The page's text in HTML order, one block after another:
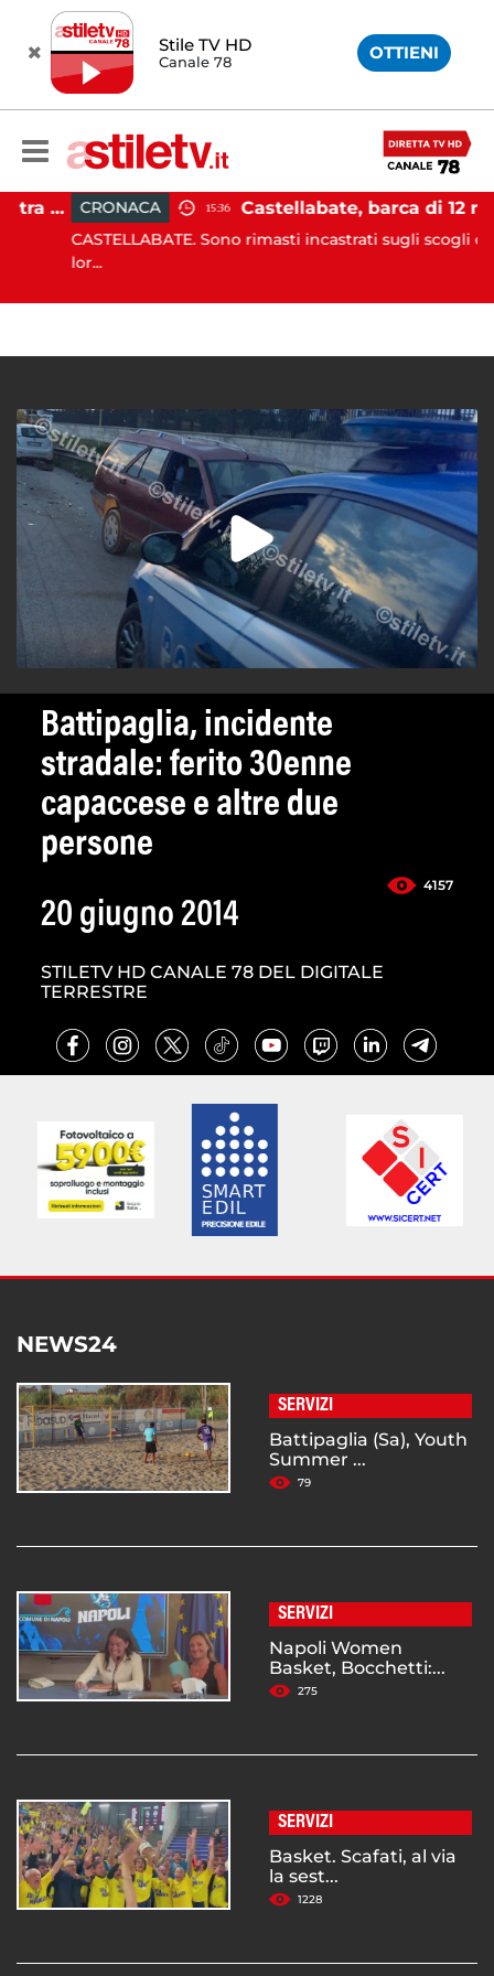
Stile TV HD
Canale 78 OTTIENI
Pontecagnano, incidente tra due auto: 4 feriti CRONACA 15:36
CASTELLABATE. Sono rimasti incastrati sugli scogli con la
Battipaglia, incidente
stradale: ferito 30enne
capaccese e altre due
persone
4157
20 giugno 2014
STILETV HD CANALE 78 DEL DIGITALE
TERRESTRE
NEWS24
SERVIZI
Battipaglia (Sa), Youth
Summer ...
79
SERVIZI
Napoli Women
Basket, Bocchetti:...
275
SERVIZI
Basket. Scafati, al via
la sest...
1228